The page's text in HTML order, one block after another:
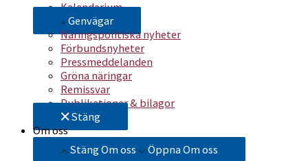
Kalendarium
Genvägar
Näringspolitiska nyheter
Förbundsnyheter
Pressmeddelanden
Gröna näringar
Remissvar
Publikationer & bilagor
Stäng
Om oss
Stäng Om oss
Öppna Om oss